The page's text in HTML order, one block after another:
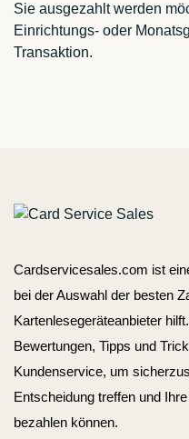
Sie ausgezahlt werden
Einrichtungs- oder
Transaktion.
Cardservicesales.com ist
bei der Auswahl der besten
Kartenlesegeräteanbieter
Bewertungen, Tipps und
Kundenservice, um
Entscheidung treffen und
bezahlen können.